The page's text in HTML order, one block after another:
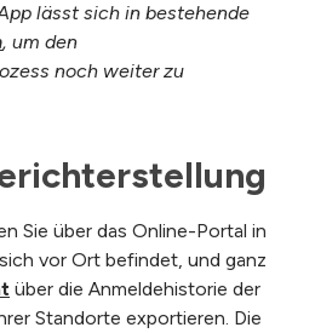
lässt sich in bestehende
, um den
noch weiter zu
Sie über das Online-Portal in
vor Ort befindet, und ganz
über die Anmeldehistorie der
Standorte exportieren. Die